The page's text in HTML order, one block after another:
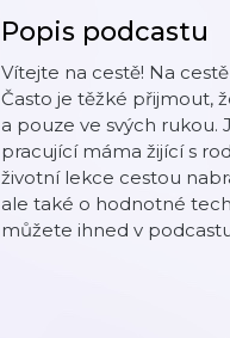
Popis podcastu
Vítejte na cestě! Na
Často je těžké přijmout,
a pouze ve svých rukou.
pracující máma žijící s
životní lekce cestou
ale také o hodnotné
můžete ihned v